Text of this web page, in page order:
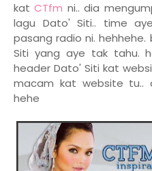
katCTfm ni.. dia
lagu Dato' Siti.. time
pasang radio ni.
Siti yang aye tak tahu.
header Dato' Siti kat
macam kat website tu..
hehe